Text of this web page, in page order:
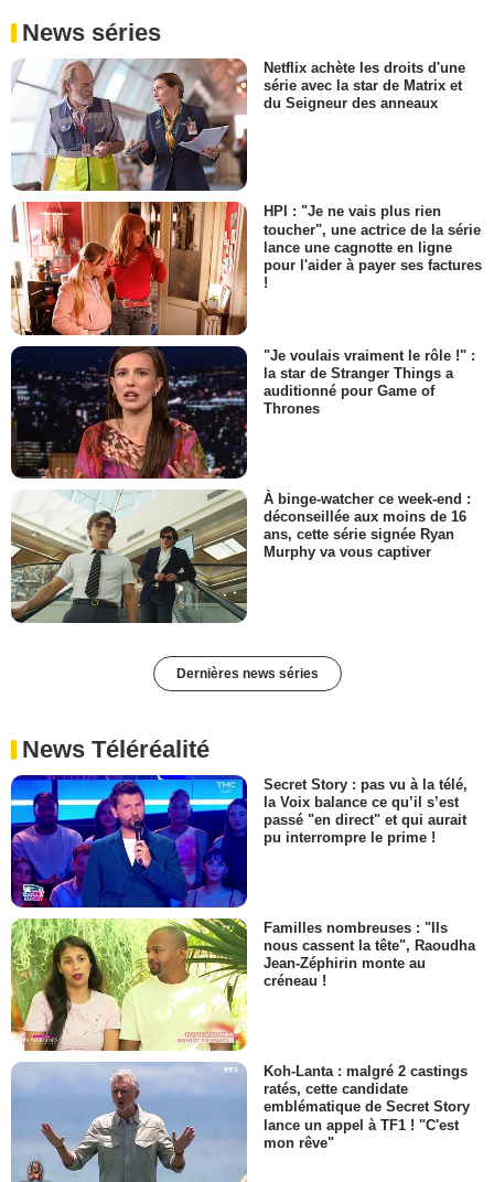
News séries
Netflix achète les droits d'une
série avec la star de Matrix et
du Seigneur des anneaux
HPI : "Je ne vais plus rien
toucher", une actrice de la série
lance une cagnotte en ligne
pour l'aider à payer ses factures
!
"Je voulais vraiment le rôle !" :
la star de Stranger Things a
auditionné pour Game of
Thrones
À binge-watcher ce week-end :
déconseillée aux moins de 16
ans, cette série signée Ryan
Murphy va vous captiver
Dernières news séries
News Téléréalité
Secret Story : pas vu à la télé,
la Voix balance ce qu’il s’est
passé "en direct" et qui aurait
pu interrompre le prime !
Familles nombreuses : "Ils
nous cassent la tête", Raoudha
Jean-Zéphirin monte au
créneau !
Koh-Lanta : malgré 2 castings
ratés, cette candidate
emblématique de Secret Story
lance un appel à TF1 ! "C'est
mon rêve"